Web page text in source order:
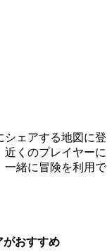
シェアする地図に登
くのプレイヤーに
一緒に冒険を利用で
がおすすめ